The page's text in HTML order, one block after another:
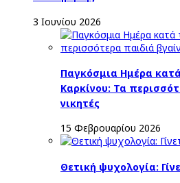
3 Ιουνίου 2026
Παγκόσμια Ημέρα
Καρκίνου: Τα
νικητές
15 Φεβρουαρίου 2026
Θετική ψυχολογία: